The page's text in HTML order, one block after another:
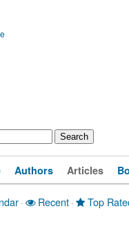
Authors Articles
· Recent· Top